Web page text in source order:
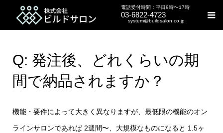
電話受付時間：平日9時〜17時
03-6822-4723
system@buildsalon.co.jp
Q: 発注後、どれくらいの期
間で納品されますか？
機能・要件によって大きく異なりますが、最低限の機能のオン
ラインサロンであれば 2週間〜、大規模なものになると 1.5ヶ